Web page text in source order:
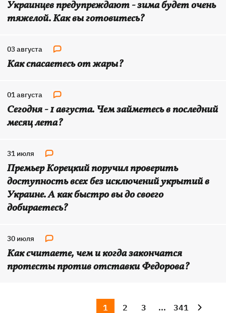
Украинцев предупреждают - зима будет очень
тяжелой. Как вы готовитесь?
03 августа
Как спасаетесь от жары?
01 августа
Сегодня - 1 августа. Чем займетесь в последний
месяц лета?
31 июля
Премьер Корецкий поручил проверить
доступность всех без исключений укрытий в
Украине. А как быстро вы до своего
добираетесь?
30 июля
Как считаете, чем и когда закончатся
протесты против отставки Федорова?
1 2 3 ... 341